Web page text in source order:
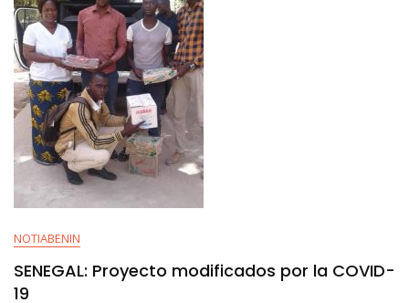
NOTIABENIN
SENEGAL: Proyecto modificados por la COVID-
19